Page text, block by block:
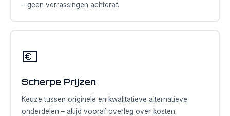
– geen verrassingen achteraf.
💶
Scherpe Prijzen
Keuze tussen originele en kwalitatieve alternatieve
onderdelen – altijd vooraf overleg over kosten.